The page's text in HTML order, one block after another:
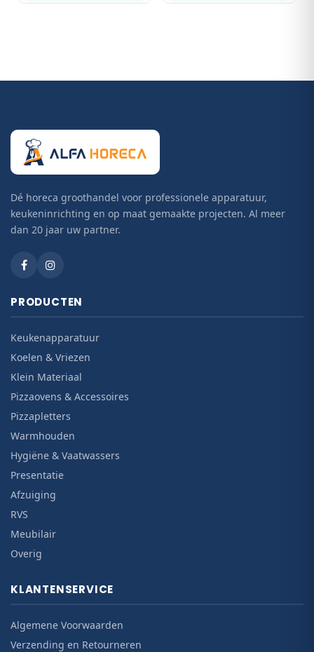
Dé horeca groothandel voor professionele apparatuur,
keukeninrichting en op maat gemaakte projecten. Al meer
dan 20 jaar uw partner.
PRODUCTEN
Keukenapparatuur
Koelen & Vriezen
Klein Materiaal
Pizzaovens & Accessoires
Pizzapletters
Warmhouden
Hygiëne & Vaatwassers
Presentatie
Afzuiging
RVS
Meubilair
Overig
KLANTENSERVICE
Algemene Voorwaarden
Verzending en Retourneren